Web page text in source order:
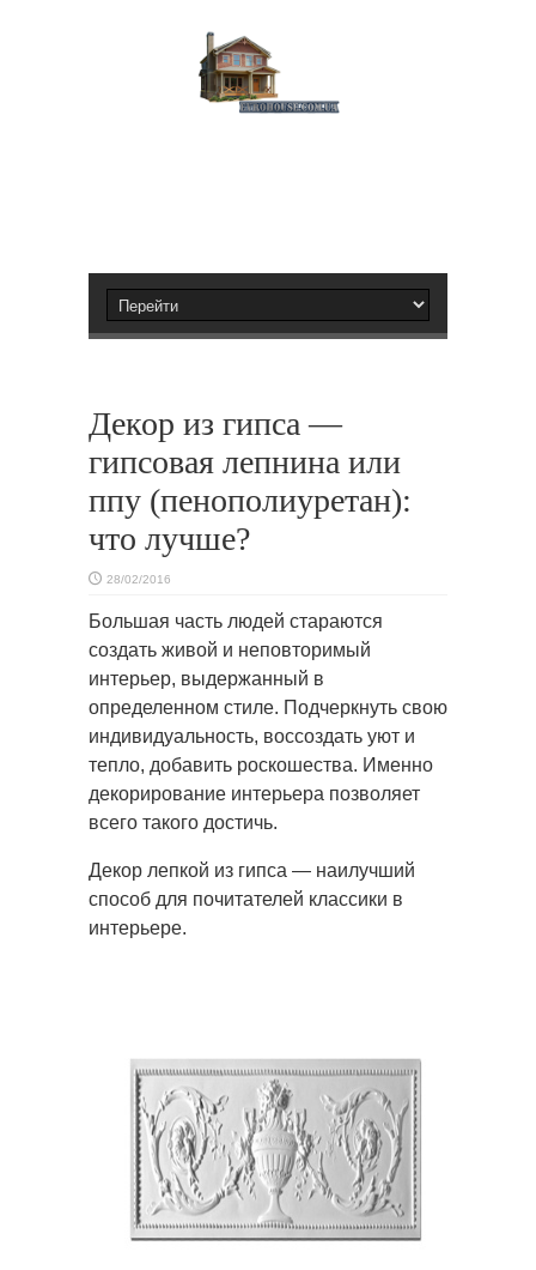
Декор из гипса —
гипсовая лепнина или
ппу (пенополиуретан):
что лучше?
28/02/2016
Большая часть людей стараются
создать живой и неповторимый
интерьер, выдержанный в
определенном стиле. Подчеркнуть свою
индивидуальность, воссоздать уют и
тепло, добавить роскошества. Именно
декорирование интерьера позволяет
всего такого достичь.
Декор лепкой из гипса — наилучший
способ для почитателей классики в
интерьере.